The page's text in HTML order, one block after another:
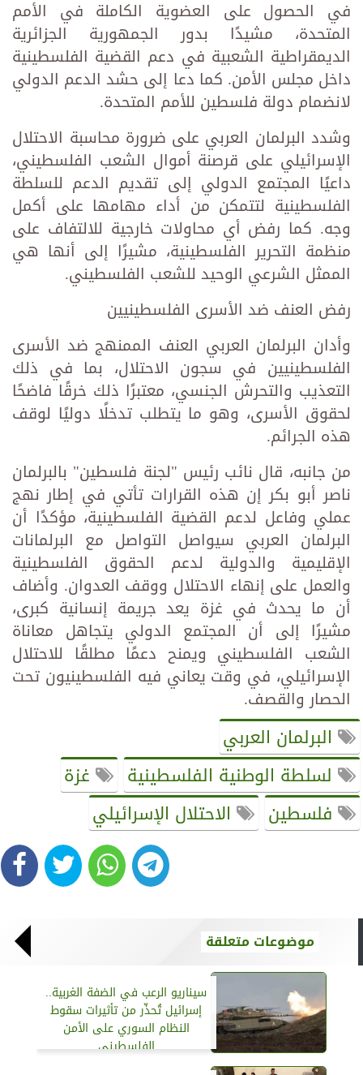
في الحصول على العضوية الكاملة في الأمم
المتحدة، مشيدًا بدور الجمهورية الجزائرية
الديمقراطية الشعبية في دعم القضية الفلسطينية
داخل مجلس الأمن. كما دعا إلى حشد الدعم الدولي
لانضمام دولة فلسطين للأمم المتحدة.
وشدد البرلمان العربي على ضرورة محاسبة الاحتلال
الإسرائيلي على قرصنة أموال الشعب الفلسطيني،
داعيًا المجتمع الدولي إلى تقديم الدعم للسلطة
الفلسطينية لتتمكن من أداء مهامها على أكمل
وجه. كما رفض أي محاولات خارجية للالتفاف على
منظمة التحرير الفلسطينية، مشيرًا إلى أنها هي
الممثل الشرعي الوحيد للشعب الفلسطيني.
رفض العنف ضد الأسرى الفلسطينيين
وأدان البرلمان العربي العنف الممنهج ضد الأسرى
الفلسطينيين في سجون الاحتلال، بما في ذلك
التعذيب والتحرش الجنسي، معتبرًا ذلك خرقًا فاضحًا
لحقوق الأسرى، وهو ما يتطلب تدخلًا دوليًا لوقف
هذه الجرائم.
من جانبه، قال نائب رئيس "لجنة فلسطين" بالبرلمان
ناصر أبو بكر إن هذه القرارات تأتي في إطار نهج
عملي وفاعل لدعم القضية الفلسطينية، مؤكدًا أن
البرلمان العربي سيواصل التواصل مع البرلمانات
الإقليمية والدولية لدعم الحقوق الفلسطينية
والعمل على إنهاء الاحتلال ووقف العدوان. وأضاف
أن ما يحدث في غزة يعد جريمة إنسانية كبرى،
مشيرًا إلى أن المجتمع الدولي يتجاهل معاناة
الشعب الفلسطيني ويمنح دعمًا مطلقًا للاحتلال
الإسرائيلي، في وقت يعاني فيه الفلسطينيون تحت
الحصار والقصف.
البرلمان العربي
لسلطة الوطنية الفلسطينية
غزة
فلسطين
الاحتلال الإسرائيلي
موضوعات متعلقة
سيناريو الرعب في الضفة الغربية..
إسرائيل تُحذّر من تأثيرات سقوط
النظام السوري على الأمن
الفلسطيني